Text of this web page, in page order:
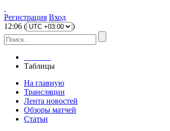
Регистрация Вход
12:06 ( )
Таблицы
На главную
Трансляции
Лента новостей
Обзоры матчей
Статьи